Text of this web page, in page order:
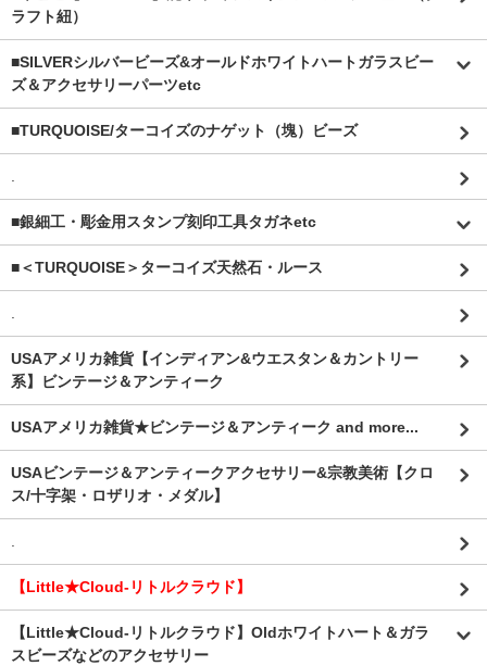
ラフト紐）
■SILVERシルバービーズ&オールドホワイトハートガラスビー
ズ＆アクセサリーパーツetc
■TURQUOISE/ターコイズのナゲット（塊）ビーズ
.
■銀細工・彫金用スタンプ刻印工具タガネetc
■＜TURQUOISE＞ターコイズ天然石・ルース
.
USAアメリカ雑貨【インディアン&ウエスタン＆カントリー
系】ビンテージ＆アンティーク
USAアメリカ雑貨★ビンテージ＆アンティーク and more...
USAビンテージ＆アンティークアクセサリー&宗教美術【クロ
ス/十字架・ロザリオ・メダル】
.
【Little★Cloud-リトルクラウド】
【Little★Cloud-リトルクラウド】Oldホワイトハート＆ガラ
スビーズなどのアクセサリー